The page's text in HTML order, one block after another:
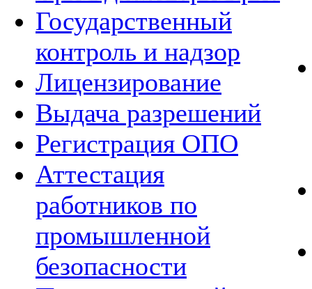
Государственный
контроль и надзор
Лицензирование
Выдача разрешений
Регистрация ОПО
Аттестация
работников по
промышленной
безопасности